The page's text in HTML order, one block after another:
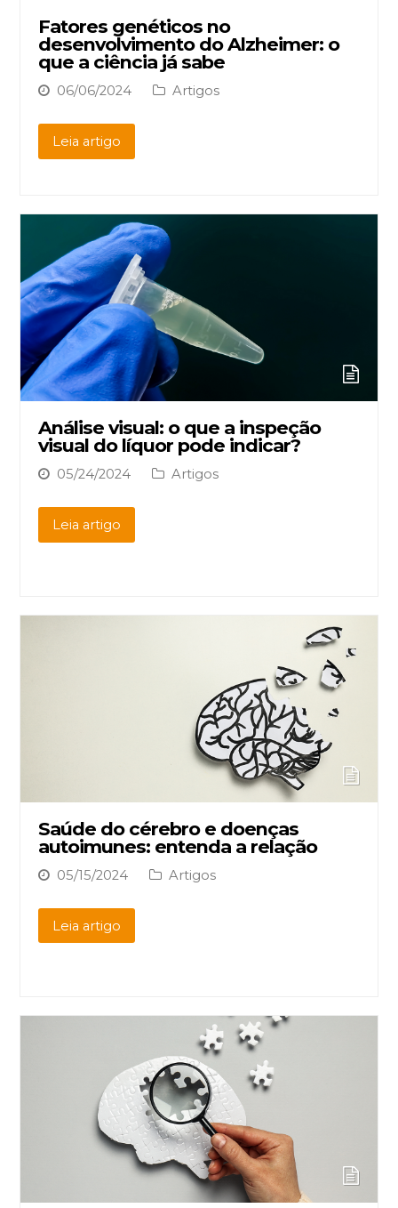
Fatores genéticos no
desenvolvimento do Alzheimer: o
que a ciência já sabe
06/06/2024 Artigos
Leia artigo
Análise visual: o que a inspeção
visual do líquor pode indicar?
05/24/2024 Artigos
Leia artigo
Saúde do cérebro e doenças
autoimunes: entenda a relação
05/15/2024 Artigos
Leia artigo